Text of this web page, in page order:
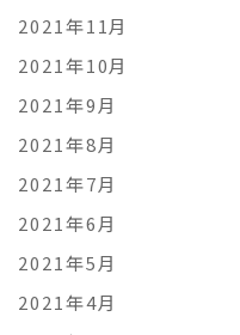
2021年11月
2021年10月
2021年9月
2021年8月
2021年7月
2021年6月
2021年5月
2021年4月